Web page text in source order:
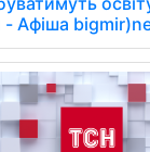
- Афіша